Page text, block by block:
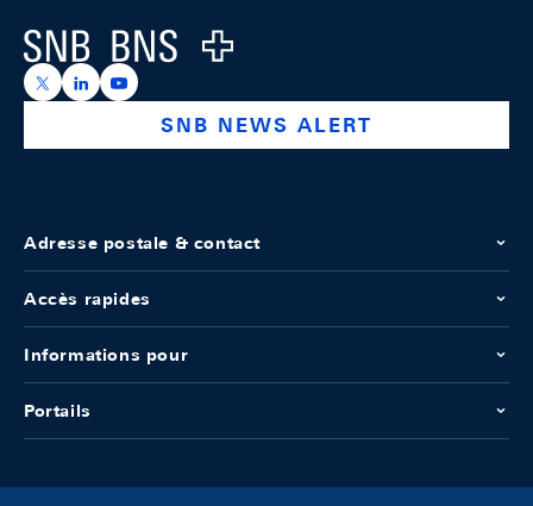
Logo
https://x.com/snb_bns
https://ch.linkedin.com/company/swiss-national-
https://www.youtube.com/@swissnationalbank
SNB NEWS ALERT
Adresse postale & contact
Accès rapides
Informations pour
Portails